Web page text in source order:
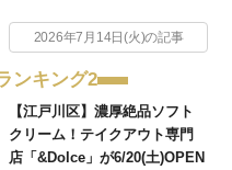
2026年7月14日(火)の記事
ンキング2
【江戸川区】濃厚絶品ソフト
クリーム！テイクアウト専門
店「&Dolce」が6/20(土)OPEN